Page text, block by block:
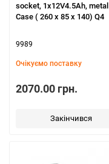
socket, 1x12V4.5Ah, metal
Case ( 260 х 85 х 140) Q4
9989
Очікуємо поставку
2070.00 грн.
Закінчився